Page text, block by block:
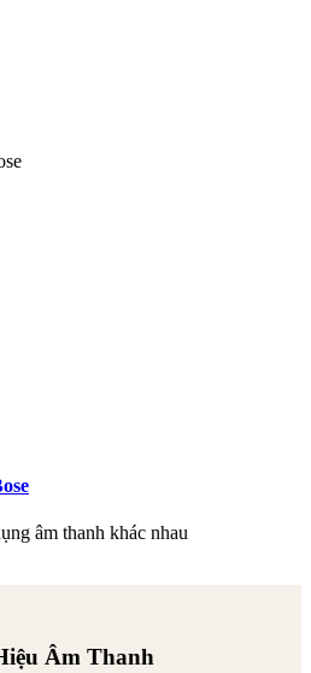
âm thanh khác nhau
Âm Thanh